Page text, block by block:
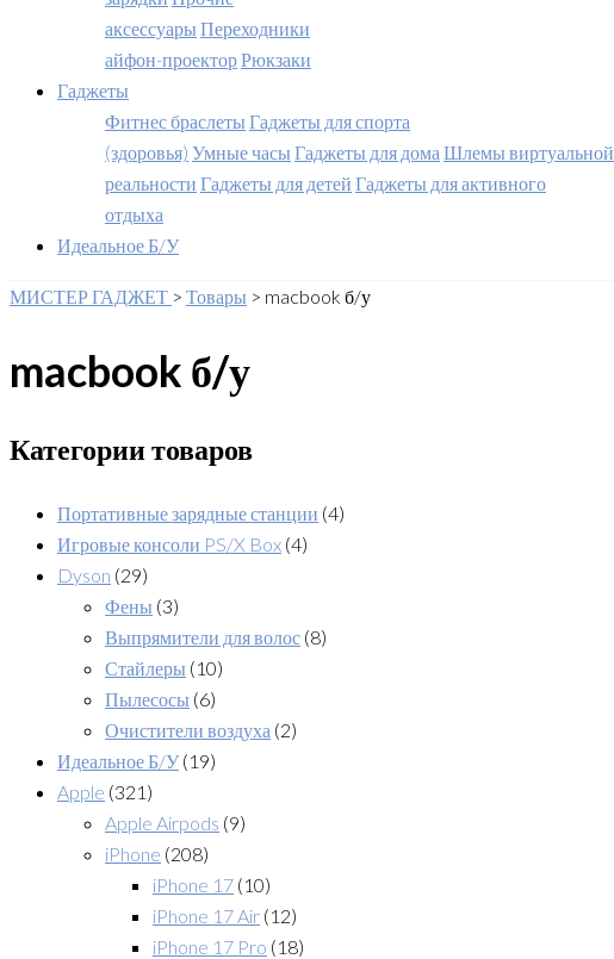
аксессуары Переходники
айфон-проекторРюкзаки
Гаджеты
Фитнес браслеты Гаджеты для спорта
(здоровья) Умные часы Гаджеты для дома Шлемы виртуальной
реальности Гаджеты для детей Гаджеты для активного
отдыха
Идеальное Б/У
МИСТЕР ГАДЖЕТ > Товары > macbook б/у
macbook б/у
Категории товаров
Портативные зарядные станции (4)
Игровые консоли PS/X Box (4)
Dyson (29)
Фены (3)
Выпрямители для волос (8)
Стайлеры (10)
Пылесосы (6)
Очистители воздуха (2)
Идеальное Б/У (19)
Apple (321)
Apple Airpods (9)
iPhone (208)
iPhone 17 (10)
iPhone 17 Air (12)
iPhone 17 Pro (18)